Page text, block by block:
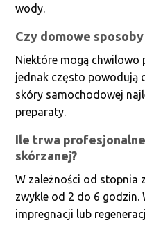
wody.
Czy domowe
Niektóre mogą chwilowo
jednak często powodują
skóry samochodowej
preparaty.
Ile trwa
skórzanej?
W zależności od stopnia
zwykle od 2 do 6
impregnacji lub